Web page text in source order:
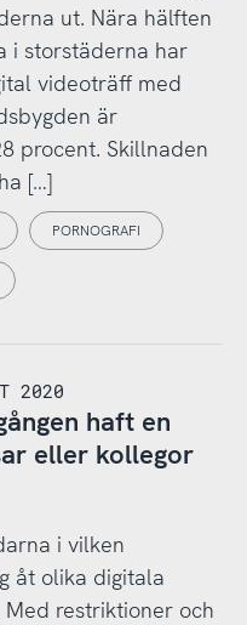
ut. Nära hälften
i storstäderna har
videoträff med
är
procent. Skillnaden
[…]
PORNOGRAFI
2020
haft en
eller kollegor
i vilken
åt olika digitala
restriktioner och